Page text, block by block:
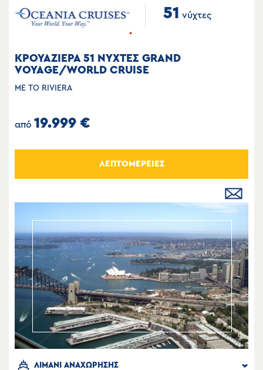
51 νύχτες
ΚΡΟΥΑΖΙΕΡΑ 51 ΝΥΧΤΕΣ GRAND
VOYAGE/WORLD CRUISE
ΜΕ ΤΟ RIVIERA
από 19.999 €
ΛΕΠΤΟΜΕΡΕΙΕΣ
ΛΙΜΑΝΙ ΑΝΑΧΩΡΗΣΗΣ